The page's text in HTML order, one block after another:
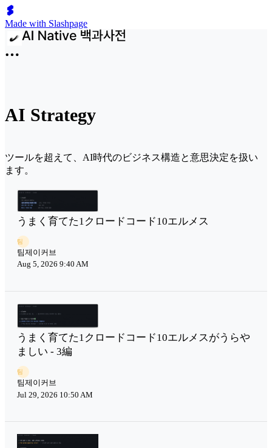
Made with Slashpage
AI Strategy
ツールを超えて、AI時代のビジネス構造と意思決定を扱い
ます。
うまく育てた1クロードコード10エルメス
팀
팀제이커브
Aug 5, 2026 9:40 AM
うまく育てた1クロードコード10エルメスがうらや
ましい - 3編
팀
팀제이커브
Jul 29, 2026 10:50 AM